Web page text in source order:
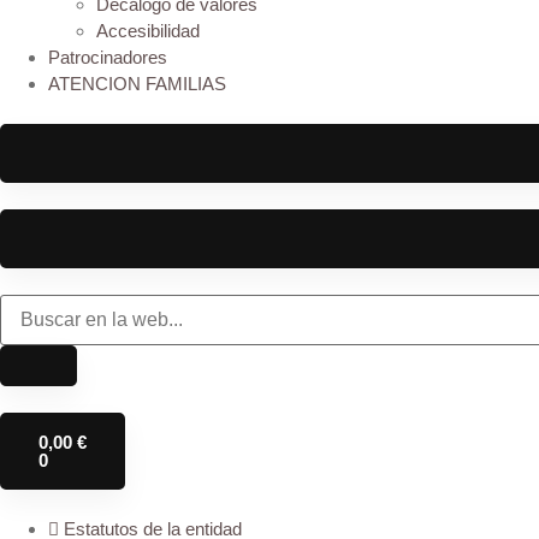
Decálogo de valores
Accesibilidad
Patrocinadores
ATENCION FAMILIAS
0,00 €
0
Estatutos de la entidad